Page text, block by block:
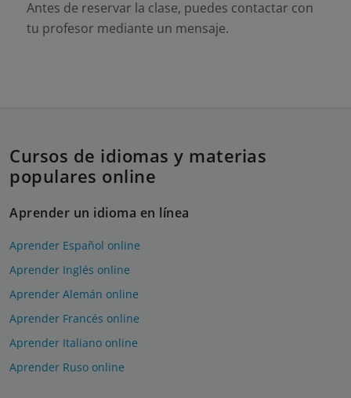
Antes de reservar la clase, puedes contactar con
tu profesor mediante un mensaje.
Cursos de idiomas y materias
populares online
Aprender un idioma en línea
Aprender Español online
Aprender Inglés online
Aprender Alemán online
Aprender Francés online
Aprender Italiano online
Aprender Ruso online